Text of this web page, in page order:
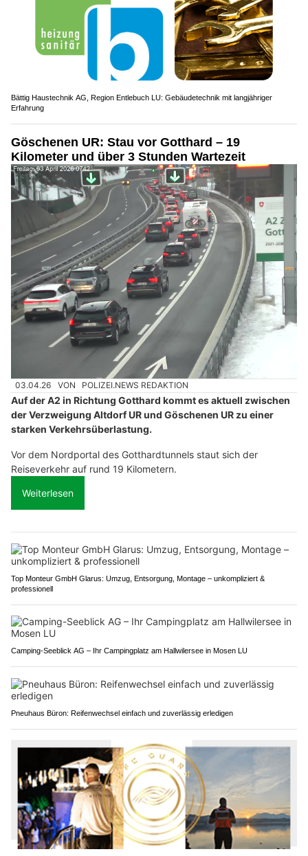
Bättig Haustechnik AG, Region Entlebuch LU: Gebäudetechnik mit langjähriger
Erfahrung
Göschenen UR: Stau vor Gotthard – 19
Kilometer und über 3 Stunden Wartezeit
03.04.26 VON POLIZEI.NEWS REDAKTION
Auf der A2 in Richtung Gotthard kommt es aktuell zwischen
der Verzweigung Altdorf UR und Göschenen UR zu einer
starken Verkehrsüberlastung.
Vor dem Nordportal des Gotthardtunnels staut sich der
Reiseverkehr auf rund 19 Kilometern.
Weiterlesen
Top Monteur GmbH Glarus: Umzug, Entsorgung, Montage – unkompliziert &
professionell
Camping-Seeblick AG – Ihr Campingplatz am Hallwilersee in Mosen LU
Pneuhaus Büron: Reifenwechsel einfach und zuverlässig erledigen